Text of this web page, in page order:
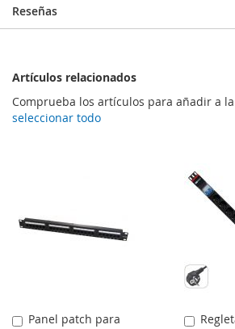
Reseñas
Artículos relacionados
Comprueba los artículos para añadir a
seleccionar todo
Panel patch para
Comprar